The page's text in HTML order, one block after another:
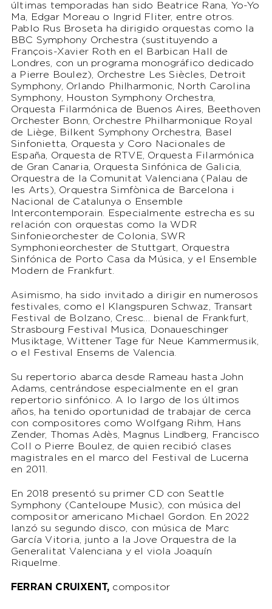
últimas temporadas han sido Beatrice Rana, Yo-Yo
Ma, Edgar Moreau o Ingrid Fliter, entre otros.
Pablo Rus Broseta ha dirigido orquestas como la
BBC Symphony Orchestra (sustituyendo a
François-Xavier Roth en el Barbican Hall de
Londres, con un programa monográfico dedicado
a Pierre Boulez), Orchestre Les Siècles, Detroit
Symphony, Orlando Philharmonic, North Carolina
Symphony, Houston Symphony Orchestra,
Orquesta Filarmónica de Buenos Aires, Beethoven
Orchester Bonn, Orchestre Philharmonique Royal
de Liège, Bilkent Symphony Orchestra, Basel
Sinfonietta, Orquesta y Coro Nacionales de
España, Orquesta de RTVE, Orquesta Filarmónica
de Gran Canaria, Orquesta Sinfónica de Galicia,
Orquestra de la Comunitat Valenciana (Palau de
les Arts), Orquestra Simfònica de Barcelona i
Nacional de Catalunya o Ensemble
Intercontemporain. Especialmente estrecha es su
relación con orquestas como la WDR
Sinfonieorchester de Colonia, SWR
Symphonieorchester de Stuttgart, Orquestra
Sinfónica de Porto Casa da Música, y el Ensemble
Modern de Frankfurt.
Asimismo, ha sido invitado a dirigir en numerosos
festivales, como el Klangspuren Schwaz, Transart
Festival de Bolzano, Cresc… bienal de Frankfurt,
Strasbourg Festival Musica, Donaueschinger
Musiktage, Wittener Tage für Neue Kammermusik,
o el Festival Ensems de Valencia.
Su repertorio abarca desde Rameau hasta John
Adams, centrándose especialmente en el gran
repertorio sinfónico. A lo largo de los últimos
años, ha tenido oportunidad de trabajar de cerca
con compositores como Wolfgang Rihm, Hans
Zender, Thomas Adès, Magnus Lindberg, Francisco
Coll o Pierre Boulez, de quien recibió clases
magistrales en el marco del Festival de Lucerna
en 2011.
En 2018 presentó su primer CD con Seattle
Symphony (Canteloupe Music), con música del
compositor americano Michael Gordon. En 2022
lanzó su segundo disco, con música de Marc
García Vitoria, junto a la Jove Orquestra de la
Generalitat Valenciana y el viola Joaquín
Riquelme.
FERRAN CRUIXENT, compositor